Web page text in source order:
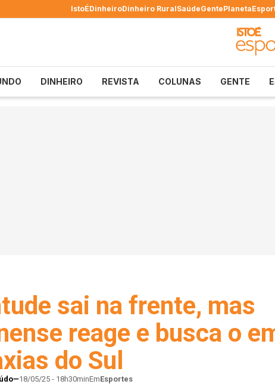
IstoÉDinheiroDinheiro RuralSaúdeGentePlaneta
DINHEIRO REVISTA COLUNAS GENTE
sai na frente, mas
reage e busca o
do Sul
18/05/25 - 18h30minEmEsportes